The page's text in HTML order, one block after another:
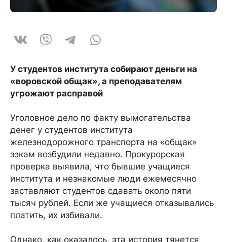
У студентов института собирают деньги на
«воровской общак», а преподавателям
угрожают расправой
Уголовное дело по факту вымогательства
денег у студентов института
железнодорожного транспорта на «общак»
зэкам возбудили недавно. Прокурорская
проверка выявила, что бывшие учащиеся
института и незнакомые люди ежемесячно
заставляют студентов сдавать около пяти
тысяч рублей. Если же учащиеся отказывались
платить, их избивали.
Однако, как оказалось, эта история тянется